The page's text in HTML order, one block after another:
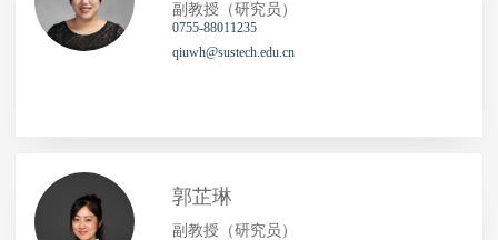
副教授（研究员）
0755-88011235
qiuwh@sustech.edu.cn
郭芷琳
副教授（研究员）